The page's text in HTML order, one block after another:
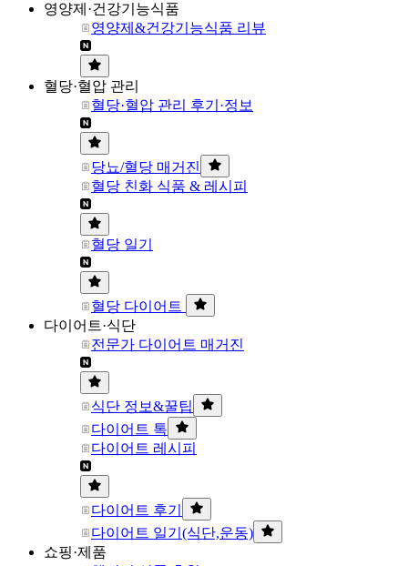
영양제·건강기능식품
영양제&건강기능식품 리뷰
혈당·혈압 관리
혈당·혈압 관리 후기·정보
당뇨/혈당 매거진
혈당 친화 식품 & 레시피
혈당 일기
혈당 다이어트
다이어트·식단
전문가 다이어트 매거진
식단 정보&꿀팁
다이어트 톡
다이어트 레시피
다이어트 후기
다이어트 일기(식단,운동)
쇼핑·제품